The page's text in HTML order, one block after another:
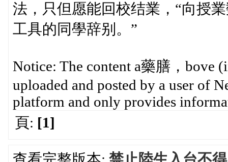
法，只但愿能回校结業，“向授
工具的同學辞别。”
Notice: The content a藥膳，bove
uploaded and posted by a user of
platform and only provides
頁: [1]